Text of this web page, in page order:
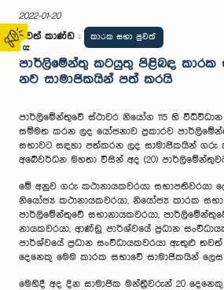
02
2022-01-20
පුවත් කාණ්ඩ : කාරක සභා පුවත්
පාර්ලිමේන්තු කටයුතු පිළිබඳ කාරක
නව සාමාජිකයින් පත් කරයි
පාර්ලිමේන්තුවේ ස්ථාවර නියෝග 115 හි
සම්මත කරන ලද යෝජනාව ප්‍රකාරව
සභාවට සඳහා පත්කරන ලද සාමාජිකයින් ගරු
අබේවර්ධන මහතා විසින් අද (20)
මේ අනුව ගරු කථානායකවරයා සභාපතිවරයා
නියෝජ්‍ය කථානායකවරයා, නියෝජ්‍ය කාරක සභා
පාර්ලිමේන්තුවේ සභානායකවරයා,
නායකවරයා, ආණ්ඩු පාර්ශ්වයේ ප්‍රධාන
පාර්ශ්වයේ ප්‍රධාන සංවිධායකවරයා ඇතුළු තවත්
දෙනෙකු මෙම කාරක සභාවේ සාමාජිකයින්
මෙහිදී අද දින සාමාජික මන්ත්‍රීවරුන් 20